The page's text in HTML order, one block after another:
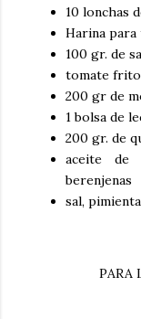
10 lonchas
Harina para
100 gr. de
tomate frito
200 gr de
1 bolsa de
200 gr. de
aceite de
berenjenas
sal, pimienta
PARA